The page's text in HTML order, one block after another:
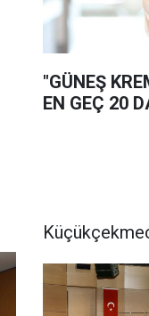
"GÜNEŞ
EN GEÇ 20